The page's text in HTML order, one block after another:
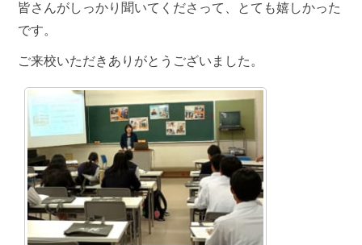
皆さんがしっかり聞いてくださって、とても嬉しかった
です。
ご来校いただきありがとうございました。